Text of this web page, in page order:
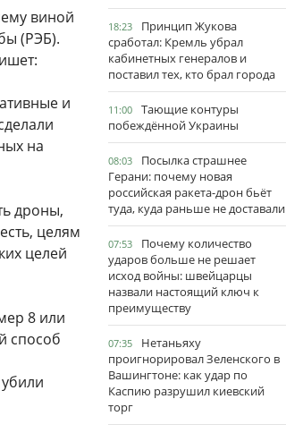
виной
(РЭБ).
и
на
дроны,
целям
целей
8 или
способ
18:23
Принцип Жукова
сработал: Кремль убрал
кабинетных генералов и
поставил тех, кто брал города
11:00
Тающие контуры
побеждённой Украины
08:03
Посылка страшнее
Герани: почему новая
российская ракета-дрон бьёт
туда, куда раньше не доставали
07:53
Почему количество
ударов больше не решает
исход войны: швейцарцы
назвали настоящий ключ к
преимуществу
07:35
Нетаньяху
проигнорировал Зеленского в
Вашингтоне: как удар по
Каспию разрушил киевский
торг